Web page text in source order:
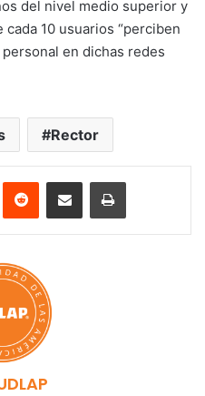
del nivel medio superior y
10 usuarios “perciben
en dichas redes
Rector
Reddit Share via Email Print